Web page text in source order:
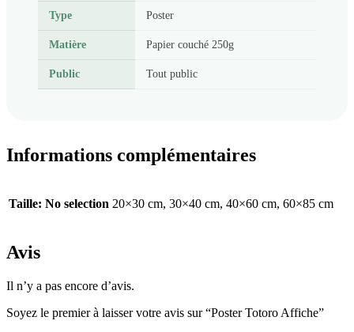
Type Poster
Matière Papier couché 250g
Public Tout public
Informations complémentaires
Taille: No selection 20×30 cm, 30×40 cm, 40×60 cm, 60×85 cm
Avis
Il n’y a pas encore d’avis.
Soyez le premier à laisser votre avis sur “Poster Totoro Affiche”